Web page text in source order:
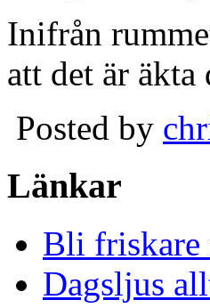
Inifrån
att det är
Posted by
Länkar
Bli friskare
Dagsljus